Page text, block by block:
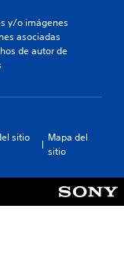
y/o imágenes
asociadas
de autor de
sitio
Mapa del
sitio